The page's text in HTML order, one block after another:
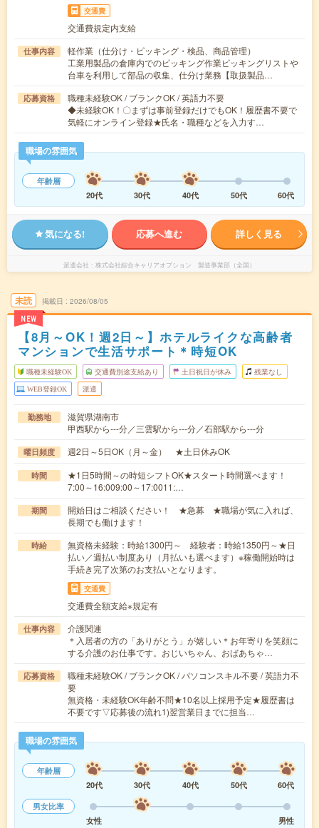
交通費
交通費規定内支給
仕事内容
軽作業（仕分け・ピッキング・検品、商品管理）
工業用製品の倉庫内でのピッキング作業ピッキングリストや
台車を利用して部品の収集、仕分け業務【取扱製品…
応募資格
職種未経験OK / ブランクOK / 英語力不要
◆未経験OK！〇まずは事前登録だけでもOK！履歴書不要で
気軽にオンライン登録★氏名・職種などを入力す…
職場の雰囲気
年齢層
20代
30代 40代 50代 60代
気になる! 応募へ進む 詳しく見る
派遣会社 株式会社綜合キャリアオプション 製造事業部（全国）
未読
NEW
掲載日 2026/08/05
【8月～OK！週2日～】ホテルライクな高齢者
マンションで生活サポート＊時短OK
職種未経験OK 交通費別途支給あり 土日祝日が休み 残業なし
WEB登録OK 派遣
勤務地
滋賀県湖南市
甲西駅から---分／三雲駅から---分／石部駅から---分
曜日頻度 週2日～5日OK（月～金） ★土日休みOK
時間
★1日5時間～の時短シフトOK★スタート時間選べます！
7:00～16:009:00～17:0011:…
期間
開始日はご相談ください！ ★急募 ★職場が気に入れば、
長期でも働けます！
時給
無資格未経験：時給1300円～ 経験者：時給1350円～★日
払い／週払い制度あり（月払いも選べます）※稼働開始時は
手続き完了次第のお支払いとなります。
交通費
交通費全額支給※規定有
仕事内容
介護関連
＊入居者の方の「ありがとう」が嬉しい＊お年寄りを笑顔に
する介護のお仕事です。おじいちゃん、おばあちゃ…
応募資格
職種未経験OK / ブランクOK / パソコンスキル不要 / 英語力不
要
無資格・未経験OK年齢不問★10名以上採用予定★履歴書は
不要です▽応募後の流れ1)翌営業日までに担当…
職場の雰囲気
年齢層
20代
30代 40代 50代
60代
男女比率
女性
男性